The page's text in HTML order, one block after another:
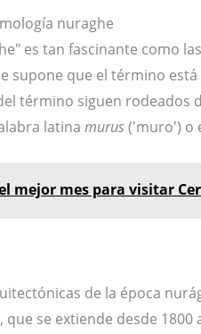
nuraghe
es tan fascinante como
supone que el término
término siguen rodeados
latina murus('muro') o
mejor mes para visitar
de la época
que se extiende desde